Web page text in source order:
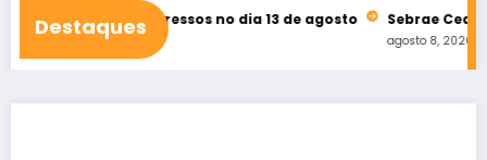
Destaques
de ingressos no dia 13 de agosto Sebrae Ceará abre